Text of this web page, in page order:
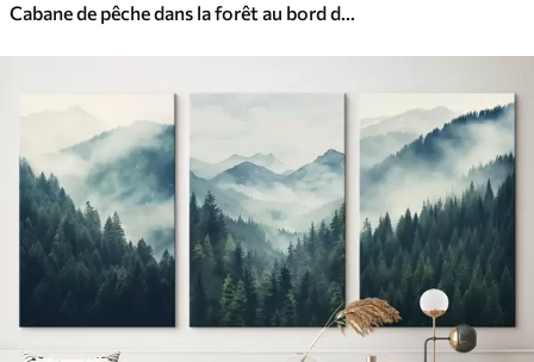
Cabane de pêche dans la forêt au bord du ruisseau